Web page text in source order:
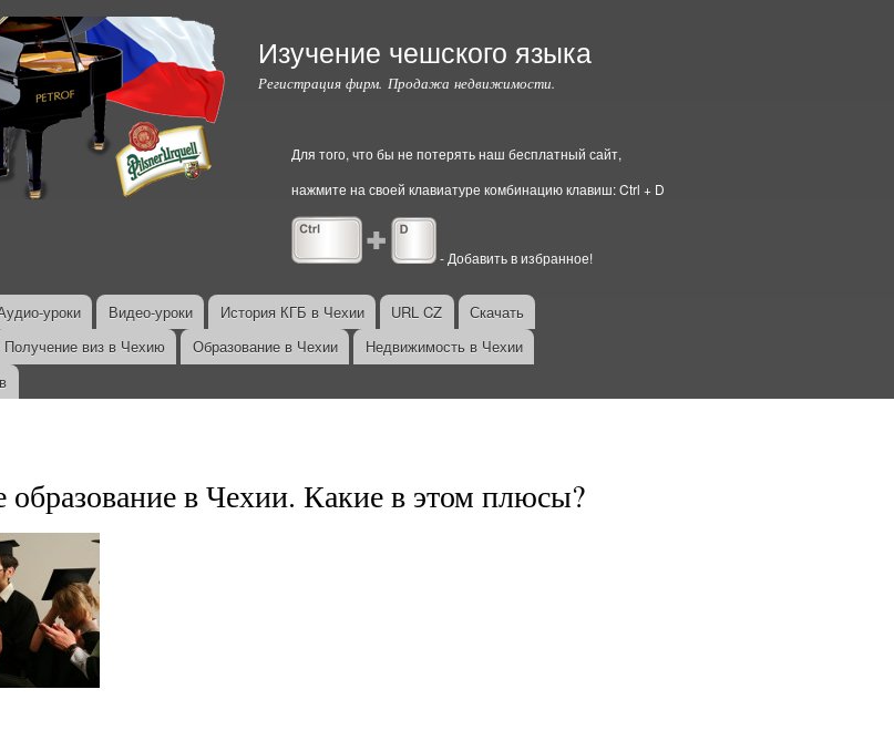
Перейти к
основному
содержанию
Изучение чешского языка
Регистрация фирм. Продажа недвижимости.
Для того, что бы не потерять наш бесплатный сайт,
нажмите на своей клавиатуре комбинацию клавиш: Ctrl + D
- Добавить в избранное!
уроки Видео-уроки История КГБ в Чехии URL CZ
Скачать
Получение виз в Чехию Образование в Чехии
Недвижимость в Чехии
в Чехии. Какие в этом плюсы?